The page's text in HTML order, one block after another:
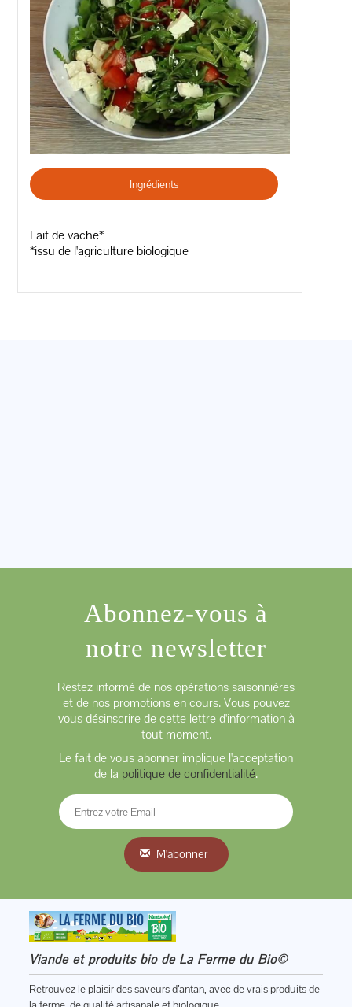
Ingrédients
Lait de vache*
*issu de l'agriculture biologique
Abonnez-vous à
notre newsletter
Restez informé de nos opérations saisonnières
et de nos promotions en cours. Vous pouvez
vous désinscrire de cette lettre d'information à
tout moment.
Le fait de vous abonner implique l'acceptation
de la politique de confidentialité.
M'abonner
Viande et produits bio de La Ferme du Bio©
Retrouvez le plaisir des saveurs d’antan, avec de vrais produits de